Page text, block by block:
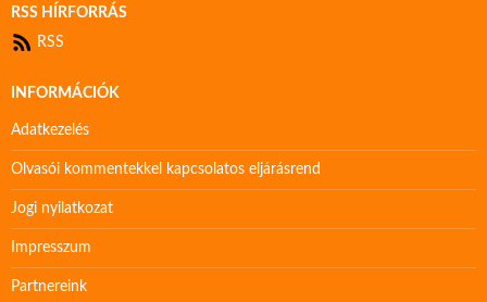
RSS HÍRFORRÁS
RSS
INFORMÁCIÓK
Adatkezelés
Olvasói kommentekkel kapcsolatos eljárásrend
Jogi nyilatkozat
Impresszum
Partnereink